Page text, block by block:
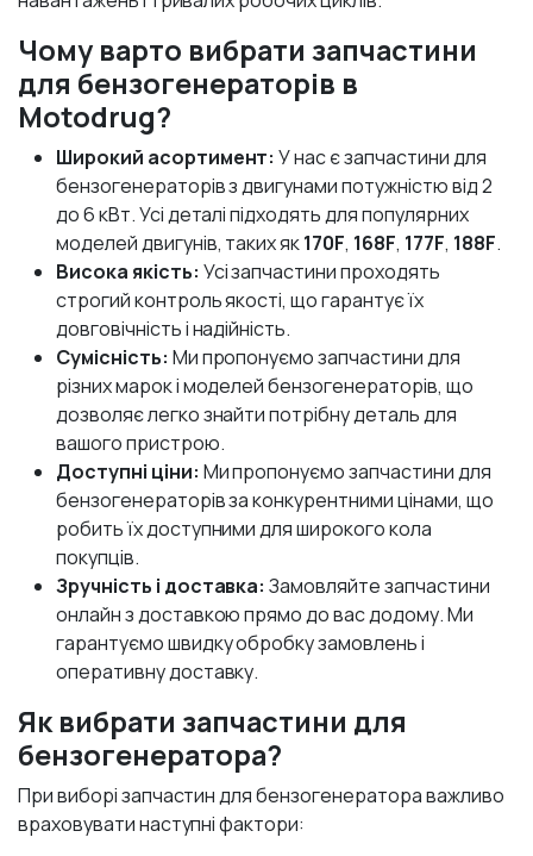
Чому варто вибрати запчастини
для бензогенераторів в
Motodrug?
Широкий асортимент: У нас є запчастини для
бензогенераторів з двигунами потужністю від 2
до 6 кВт. Усі деталі підходять для популярних
моделей двигунів, таких як170F, 168F, 177F, 188F.
Висока якість: Усі запчастини проходять
строгий контроль якості, що гарантує їх
довговічність і надійність.
Сумісність: Ми пропонуємо запчастини для
різних марок і моделей бензогенераторів, що
дозволяє легко знайти потрібну деталь для
вашого пристрою.
Доступні ціни: Ми пропонуємо запчастини для
бензогенераторів за конкурентними цінами, що
робить їх доступними для широкого кола
покупців.
Зручність і доставка: Замовляйте запчастини
онлайн з доставкою прямо до вас додому. Ми
гарантуємо швидку обробку замовлень і
оперативну доставку.
Як вибрати запчастини для
бензогенератора?
При виборі запчастин для бензогенератора важливо
враховувати наступні фактори: